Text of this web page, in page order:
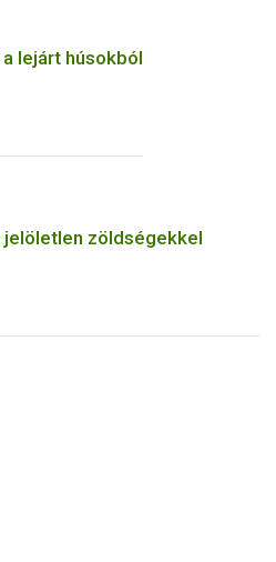
lejárt húsokból
zöldségekkel